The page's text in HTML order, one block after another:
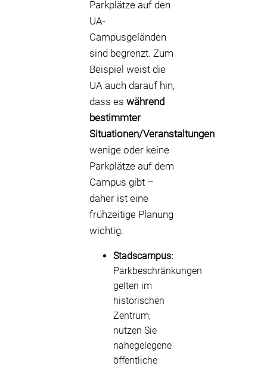
Parkplätze auf den
UA-
Campusgeländen
sind begrenzt. Zum
Beispiel weist die
UA auch darauf hin,
dass es während
bestimmter
Situationen/Veranstaltungen
wenige oder keine
Parkplätze auf dem
Campus gibt –
daher ist eine
frühzeitige Planung
wichtig.
Stadscampus:
Parkbeschränkungen
gelten im
historischen
Zentrum;
nutzen Sie
nahegelegene
öffentliche